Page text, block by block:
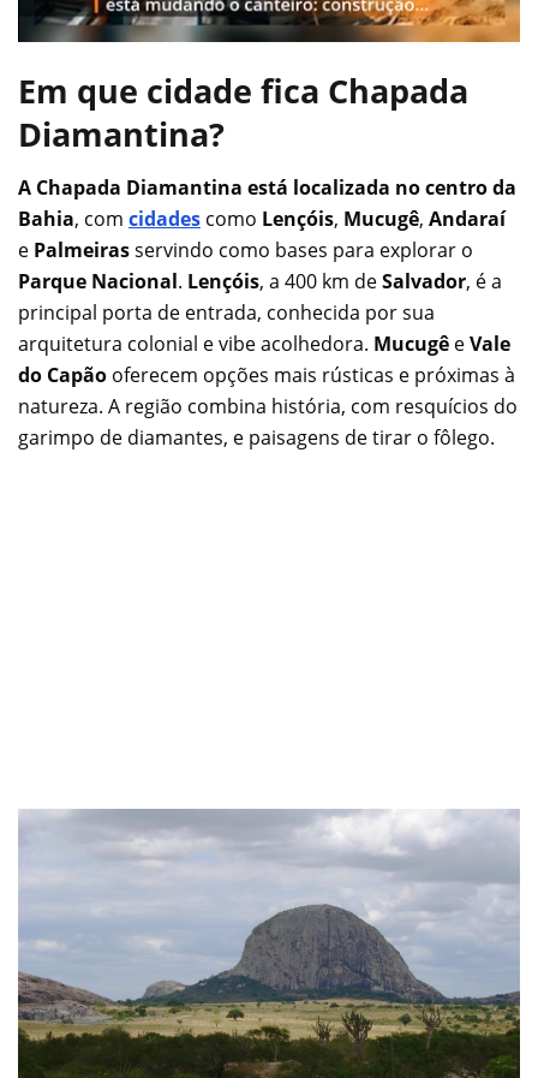
Em que cidade fica Chapada
Diamantina?
A Chapada Diamantina está localizada no centro da
Bahia, com cidades como Lençóis, Mucugê, Andaraí
e Palmeirasservindo como bases para explorar o
Parque Nacional. Lençóis, a 400 km deSalvador, é a
principal porta de entrada, conhecida por sua
arquitetura colonial e vibe acolhedora. Mucugê eVale
do Capão oferecem opções mais rústicas e próximas à
natureza. A região combina história, com resquícios do
garimpo de diamantes, e paisagens de tirar o fôlego.